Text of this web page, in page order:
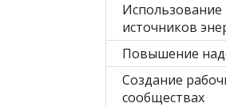
источников
Повышение
Создание
сообществах